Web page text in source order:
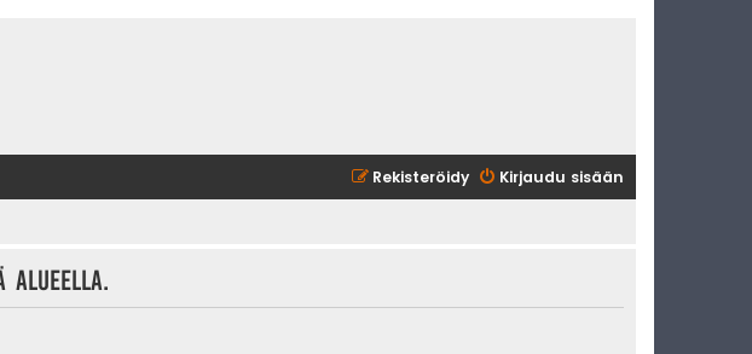
Kirjaudu sisään
Rekisteröidy
alueella.